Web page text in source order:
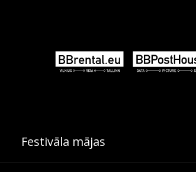
Festivāla mājas